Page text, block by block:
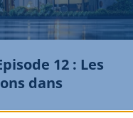
12 : Les
dans